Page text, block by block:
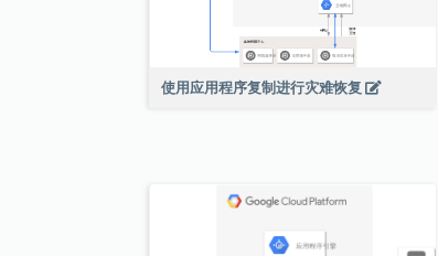
使用应用程序复制进行灾难恢复